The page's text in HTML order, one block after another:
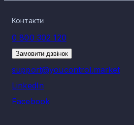
Контакти
0 800 302 120
Замовити дзвінок
support@youcontrol.market
LinkedIn
Facebook